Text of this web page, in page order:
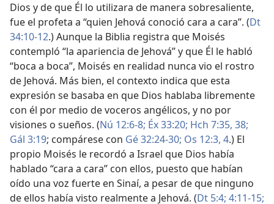
Dios y de que Él lo utilizara de manera sobresaliente,
fue el profeta a “quien Jehová conoció cara a cara”. (Dt
34:10-12.) Aunque la Biblia registra que Moisés
contempló “la apariencia de Jehová” y que Él le habló
“boca a boca”, Moisés en realidad nunca vio el rostro
de Jehová. Más bien, el contexto indica que esta
expresión se basaba en que Dios hablaba libremente
con él por medio de voceros angélicos, y no por
visiones o sueños. (Nú 12:6-8; Éx 33:20; Hch 7:35, 38;
Gál 3:19; compárese con Gé 32:24-30; Os 12:3, 4.) El
propio Moisés le recordó a Israel que Dios había
hablado “cara a cara” con ellos, puesto que habían
oído una voz fuerte en Sinaí, a pesar de que ninguno
de ellos había visto realmente a Jehová. (Dt 5:4; 4:11-15;